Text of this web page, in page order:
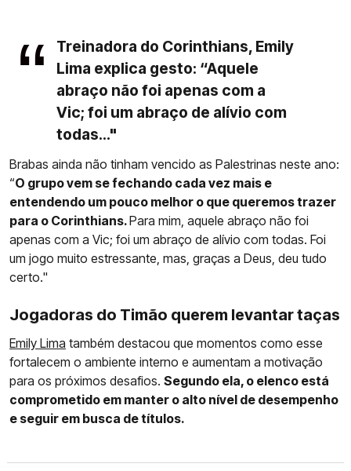
Treinadora do Corinthians, Emily
Lima explica gesto: “Aquele
abraço não foi apenas com a
Vic; foi um abraço de alívio com
todas..."
Brabas ainda não tinham vencido as Palestrinas neste ano:
“O grupo vem se fechando cada vez mais e
entendendo um pouco melhor o que queremos trazer
para o Corinthians.Para mim, aquele abraço não foi
apenas com a Vic; foi um abraço de alívio com todas. Foi
um jogo muito estressante, mas, graças a Deus, deu tudo
certo."
Jogadoras do Timão querem levantar taças
Emily Lima também destacou que momentos como esse
fortalecem o ambiente interno e aumentam a motivação
para os próximos desafios. Segundo ela, o elenco está
comprometido em manter o alto nível de desempenho
e seguir em busca de títulos.